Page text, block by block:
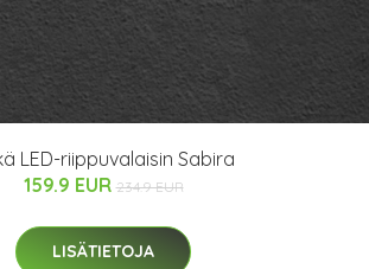
LED-riippuvalaisin Sabira
159.9 EUR 234.9 EUR
LISÄTIETOJA